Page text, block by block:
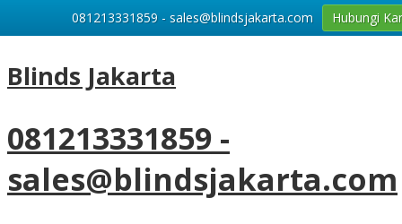
Blinds Jakarta
081213331859 -
sales@blindsjakarta.com
Harga Gorden Jendela Kantor
dengan Model Favorit Vertical
Blind
081213331859 - sales@blindsjakarta.com Hubungi